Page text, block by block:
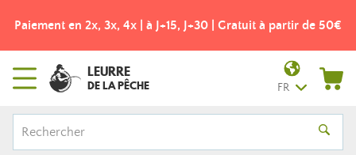
Paiement en 2x, 3x, 4x | à J+15, J+30 | Gratuit à partir de 50€
LEURRE
DE LA PÊCHE FR